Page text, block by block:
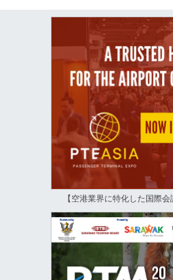
【空港業界に特化した国際会